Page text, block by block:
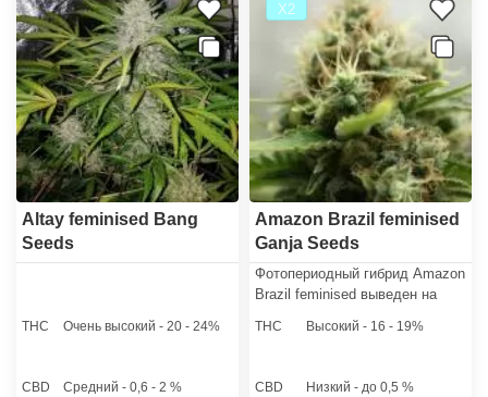
Altay feminised Bang
Seeds
THC Очень высокий - 20 - 24%
CBD Средний - 0,6 - 2 %
Х2
Amazon Brazil feminised
Ganja Seeds
Фотопериодный гибрид Amazon
Brazil feminised выведен на
сортов каннабиса.
THC Высокий - 16 - 19%
CBD Низкий - до 0,5 %